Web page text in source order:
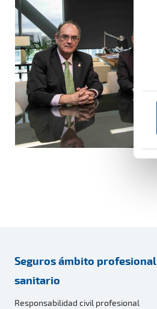
Seguros ámbito profesional
sanitario
Responsabilidad civil profesional